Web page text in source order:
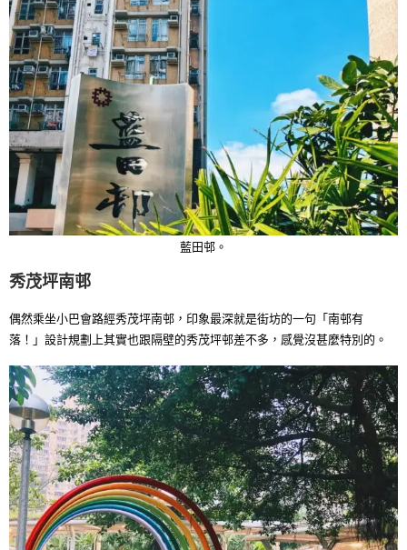
藍田邨。
秀茂坪南邨
偶然乘坐小巴會路經秀茂坪南邨，印象最深就是街坊的一句「南邨有
落！」設計規劃上其實也跟隔壁的秀茂坪邨差不多，感覺沒甚麼特別的。